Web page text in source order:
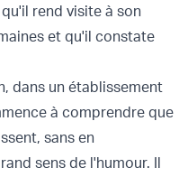
rend visite à son
et qu'il constate
dans un établissement
à comprendre que
sans en
sens de l'humour. Il